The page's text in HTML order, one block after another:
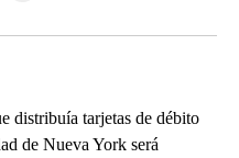
tarjetas de débito
de Nueva York será